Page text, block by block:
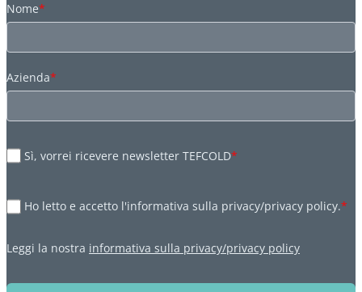
Nome*
Azienda*
Sì, vorrei ricevere newsletter TEFCOLD*
Ho letto e accetto l'informativa sulla privacy/privacy policy.*
Leggi la nostra informativa sulla privacy/privacy policy